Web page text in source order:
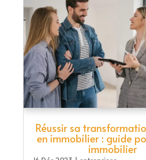
Réussir sa
en immobilier : guide
immobilier